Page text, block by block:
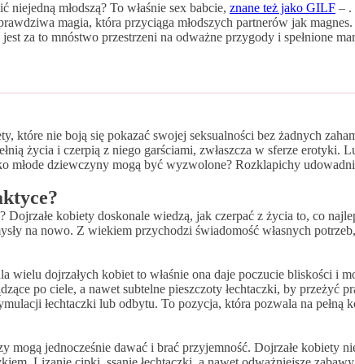
niejedną młodszą? To właśnie sex babcie, znane też jako GILF – .
magia, która przyciąga młodszych partnerów jak
za to mnóstwo przestrzeni na odważne przygody i spełnione
które nie boją się pokazać swojej seksualności bez żadnych
życia i czerpią z niego garściami, zwłaszcza w sferze erotyki.
dziewczyny mogą być wyzwolone? Rozklapichy
Dojrzałe kobiety doskonale wiedzą, jak czerpać z życia to, co
na nowo. Z wiekiem przychodzi świadomość własnych
wielu dojrzałych kobiet to właśnie ona daje poczucie bliskości i
po ciele, a nawet subtelne pieszczoty łechtaczki, by przeżyć
łechtaczki lub odbytu. To pozycja, która pozwala na pełną
mogą jednocześnie dawać i brać przyjemność. Dojrzałe kobiety